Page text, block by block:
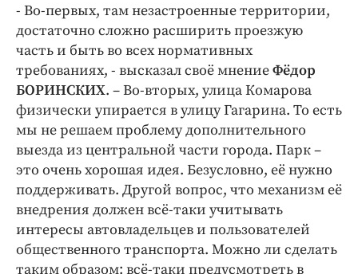
- Во-первых, там незастроенные территории,
достаточно сложно расширить проезжую
часть и быть во всех нормативных
требованиях, - высказал своё мнениеФёдор
БОРИНСКИХ. – Во-вторых, улица Комарова
физически упирается в улицу Гагарина. То есть
мы не решаем проблему дополнительного
выезда из центральной части города. Парк –
это очень хорошая идея. Безусловно, её нужно
поддерживать. Другой вопрос, что механизм её
внедрения должен всё-таки учитывать
интересы автовладельцев и пользователей
общественного транспорта. Можно ли сделать
таким образом: всё-таки предусмотреть в